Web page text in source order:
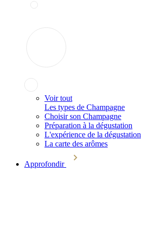
Voir tout
Les types de Champagne
Choisir son Champagne
Préparation à la dégustation
L'expérience de la dégustation
La carte des arômes
Approfondir